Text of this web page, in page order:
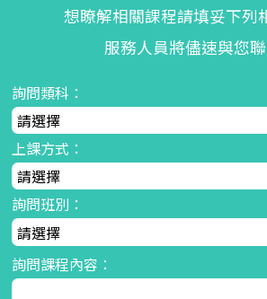
想瞭解相關課程請填妥下列
服務人員將儘速與您聯
詢問類科：
上課方式：
詢問班別：
詢問課程內容：